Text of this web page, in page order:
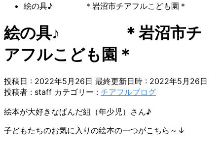
絵の具♪ ＊岩沼市チアフルこども園＊
絵の具♪ ＊岩沼市チ
アフルこども園＊
投稿日 : 2022年5月26日 最終更新日時 : 2022年5月26日
投稿者 : staff カテゴリー : チアフルブログ
絵本が大好きなぱんだ組（年少児）さん♪
子どもたちのお気に入りの絵本の一つがこちら～↓